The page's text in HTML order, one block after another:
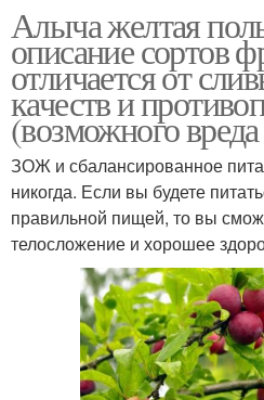
Алыча желтая
описание сортов
отличается от
качеств и
(возможного
ЗОЖ и сбалансированное
никогда. Если вы будете
правильной пищей, то вы
телосложение и хорошее